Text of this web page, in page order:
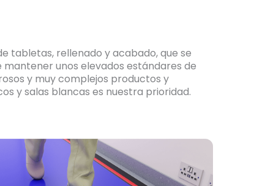
tabletas, rellenado y acabado, que se
unos elevados estándares de
y muy complejos productos y
y salas blancas es nuestra prioridad.